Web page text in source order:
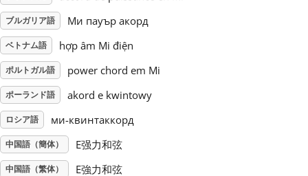
Türkçe
Українська
繁體中文
ブルガリア語 Ми пауър акорд
ベトナム語 hợp âm Mi điện
ポルトガル語 power chord em Mi
ポーランド語 akord e kwintowy
ロシア語 ми-квинтаккорд
中国語（簡体） E强力和弦
中国語（繁体） E強力和弦